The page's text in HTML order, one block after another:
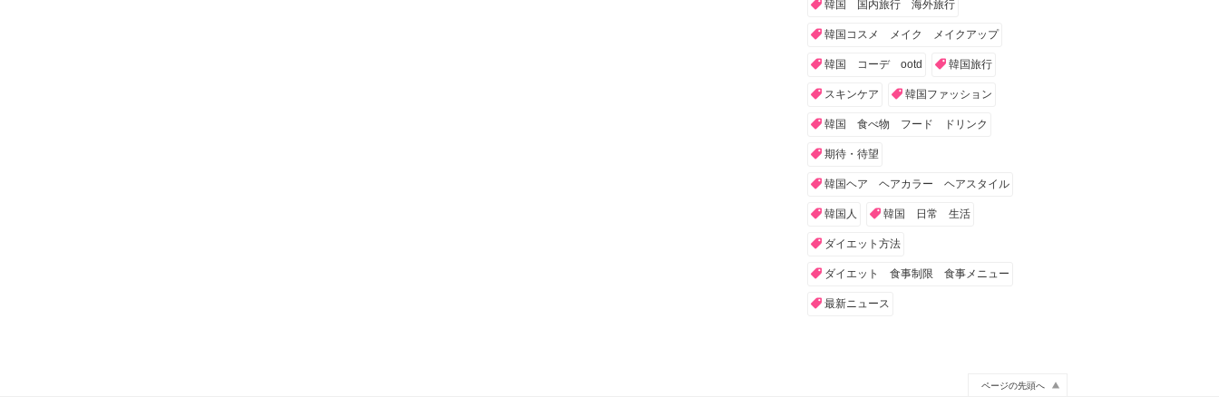
韓国 国内旅行 海外旅行
韓国コスメ メイク メイクアップ
韓国 コーデ ootd 韓国旅行
スキンケア 韓国ファッション
韓国 食べ物 フード ドリンク
期待・待望
韓国ヘア ヘアカラー ヘアスタイル
韓国人 韓国 日常 生活
ダイエット方法
ダイエット 食事制限 食事メニュー
最新ニュース
ページの先頭へ